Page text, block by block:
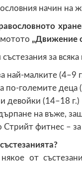
начин на
„Движение
за всяка
най-малките (4–9
по-големите деца
девойки (14–18 г.)
на въже,
фитнес –
от